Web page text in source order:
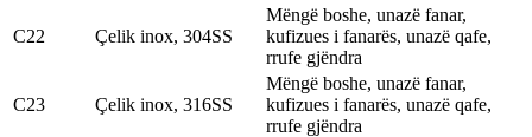
C22 Çelik inox, 304SS
Mëngë boshe, unazë fanar,
kufizues i fanarës, unazë qafe,
rrufe gjëndra
C23 Çelik inox, 316SS
Mëngë boshe, unazë fanar,
kufizues i fanarës, unazë qafe,
rrufe gjëndra